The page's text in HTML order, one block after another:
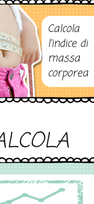
Calcola
l’indice di
massa
corporea